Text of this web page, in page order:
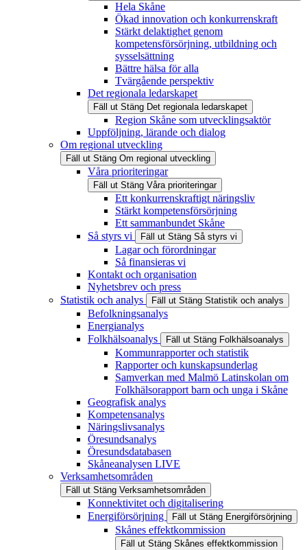
Hela Skåne
Ökad innovation och konkurrenskraft
Stärkt delaktighet genom
kompetensförsörjning, utbildning och
sysselsättning
Bättre hälsa för alla
Tvärgående perspektiv
Det regionala ledarskapet
Fäll ut Stäng Det regionala ledarskapet
Region Skåne som utvecklingsaktör
Uppföljning, lärande och dialog
Om regional utveckling
Fäll ut Stäng Om regional utveckling
Våra prioriteringar
Fäll ut Stäng Våra prioriteringar
Ett konkurrenskraftigt näringsliv
Stärkt kompetensförsörjning
Ett sammanbundet Skåne
Så styrs vi
Fäll ut Stäng Så styrs vi
Lagar och förordningar
Så finansieras vi
Kontakt och organisation
Nyhetsbrev och press
Statistik och analys
Fäll ut Stäng Statistik och analys
Befolkningsanalys
Energianalys
Folkhälsoanalys
Fäll ut Stäng Folkhälsoanalys
Kommunrapporter och statistik
Rapporter och kunskapsunderlag
Samverkan med Malmö Latinskolan om
Folkhälsorapport barn och unga i Skåne
Geografisk analys
Kompetensanalys
Näringslivsanalys
Öresundsanalys
Öresundsdatabasen
Skåneanalysen LIVE
Verksamhetsområden
Fäll ut Stäng Verksamhetsområden
Konnektivitet och digitalisering
Energiförsörjning
Fäll ut Stäng Energiförsörjning
Skånes effektkommission
Fäll ut Stäng Skånes effektkommission